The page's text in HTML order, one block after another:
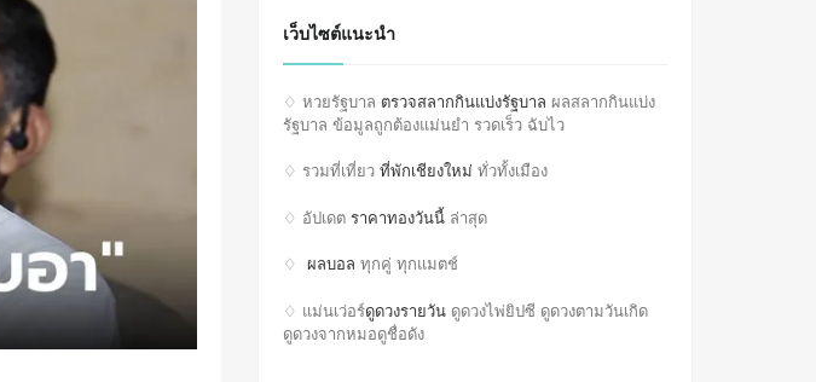
เว็บไซต์แนะนำ
♢ หวยรัฐบาล ตรวจสลากกินแบ่งรัฐบาล ผลสลากกินแบ่ง
รัฐบาล ข้อมูลถูกต้องแม่นยำ รวดเร็ว ฉับไว
♢ รวมที่เที่ยว ที่พักเชียงใหม่ ทั่วทั้งเมือง
♢ อัปเดต ราคาทองวันนี้ ล่าสุด
♢ ผลบอล ทุกคู่ ทุกแมตช์
♢ แม่นเว่อร์ดูดวงรายวัน ดูดวงไพ่ยิปซี ดูดวงตามวันเกิด
ดูดวงจากหมอดูชื่อดัง